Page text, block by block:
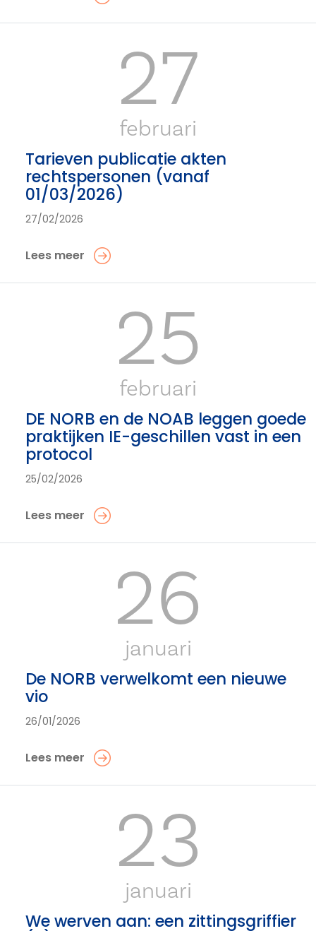
27
februari
Tarieven publicatie akten
rechtspersonen (vanaf
01/03/2026)
27/02/2026
Lees meer
25
februari
DE NORB en de NOAB leggen goede
praktijken IE-geschillen vast in een
protocol
25/02/2026
Lees meer
26
januari
De NORB verwelkomt een nieuwe
vio
26/01/2026
Lees meer
23
januari
We werven aan: een zittingsgriffier